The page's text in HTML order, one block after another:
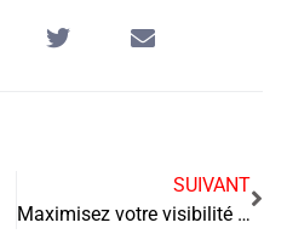
SUIVANT
Maximisez votre visibilité sur TikTok : Stratégies incontournables pour booster l’e-commerce